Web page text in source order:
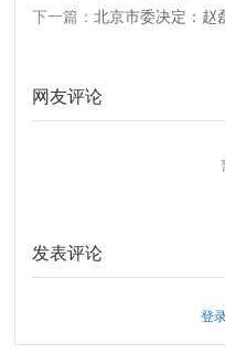
下一篇：北京市委决定：赵
网友评论
发表评论
登